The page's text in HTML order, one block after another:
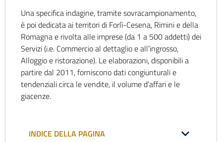
Una specifica indagine, tramite sovracampionamento,
è poi dedicata ai territori di Forlì-Cesena, Rimini e della
Romagna e rivolta alle imprese (da 1 a 500 addetti) dei
Servizi (i.e. Commercio al dettaglio e all’ingrosso,
Alloggio e ristorazione). Le elaborazioni, disponibili a
partire dal 2011, forniscono dati congiunturali e
tendenziali circa le vendite, il volume d’affari e le
giacenze.
INDICE DELLA PAGINA